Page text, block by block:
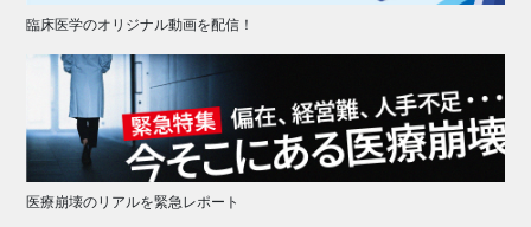
臨床医学のオリジナル動画を配信！
医療崩壊のリアルを緊急レポート